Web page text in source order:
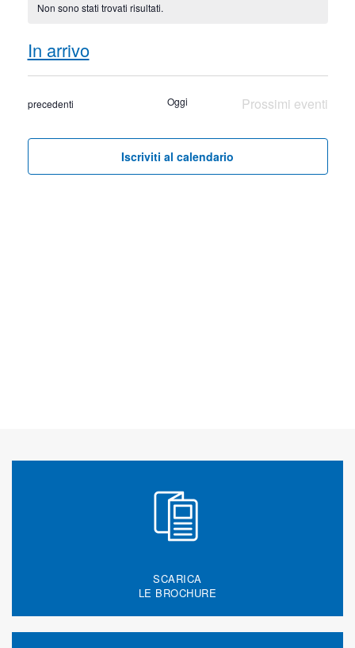
Notice
Non sono stati trovati risultati.
e
viste
In arrivo
Seleziona
data.
Eventi
precedenti Oggi Prossimi eventi
Iscriviti al calendario
SCARICA
LE BROCHURE